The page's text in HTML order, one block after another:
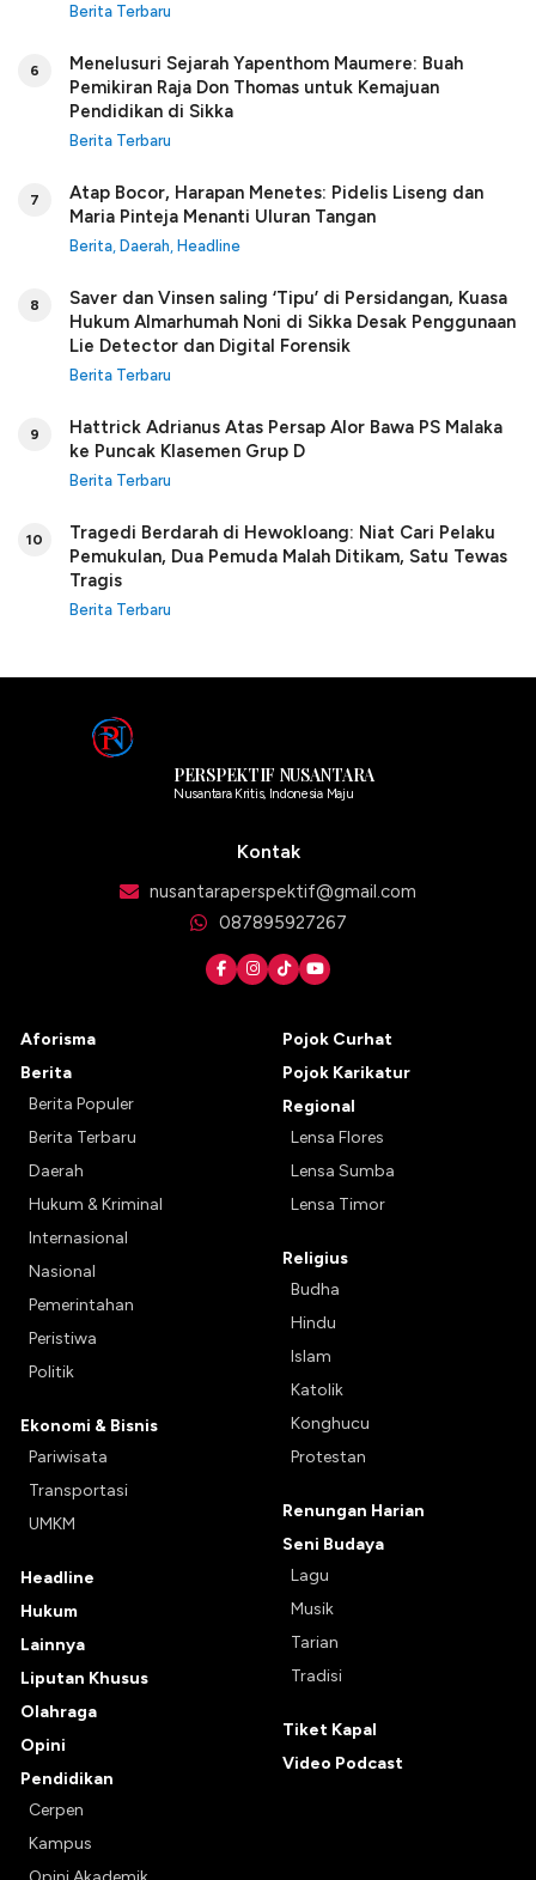
Berita Terbaru
6
Menelusuri Sejarah Yapenthom Maumere: Buah
Pemikiran Raja Don Thomas untuk Kemajuan
Pendidikan di Sikka
Berita Terbaru
7
Atap Bocor, Harapan Menetes: Pidelis Liseng dan
Maria Pinteja Menanti Uluran Tangan
Berita Daerah Headline
8
Saver dan Vinsen saling ‘Tipu’ di Persidangan, Kuasa
Hukum Almarhumah Noni di Sikka Desak Penggunaan
Lie Detector dan Digital Forensik
Berita Terbaru
9
Hattrick Adrianus Atas Persap Alor Bawa PS Malaka
ke Puncak Klasemen Grup D
Berita Terbaru
10
Tragedi Berdarah di Hewokloang: Niat Cari Pelaku
Pemukulan, Dua Pemuda Malah Ditikam, Satu Tewas
Tragis
Berita Terbaru
PERSPEKTIF NUSANTARA
Nusantara Kritis, Indonesia Maju
Kontak
nusantaraperspektif@gmail.com
087895927267
Aforisma
Berita
Berita Populer
Berita Terbaru
Daerah
Hukum & Kriminal
Internasional
Nasional
Pemerintahan
Peristiwa
Politik
Ekonomi & Bisnis
Pariwisata
Transportasi
UMKM
Headline
Hukum
Lainnya
Liputan Khusus
Olahraga
Opini
Pendidikan
Cerpen
Kampus
Pojok Curhat
Pojok Karikatur
Regional
Lensa Flores
Lensa Sumba
Lensa Timor
Religius
Budha
Hindu
Islam
Katolik
Konghucu
Protestan
Renungan Harian
Seni Budaya
Lagu
Musik
Tarian
Tradisi
Tiket Kapal
Video Podcast